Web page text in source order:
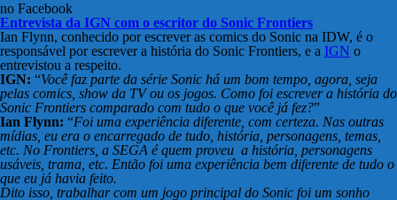
no Facebook
Entrevista da IGN com o escritor do Sonic Frontiers
Ian Flynn, conhecido por escrever as comics do Sonic na IDW, é o
responsável por escrever a história do Sonic Frontiers, e a IGN o
entrevistou a respeito.
IGN: “Você faz parte da série Sonic há um bom tempo, agora, seja
pelas comics, show da TV ou os jogos. Como foi escrever a história do
Sonic Frontiers comparado com tudo o que você já fez?”
Ian Flynn: “Foi uma experiência diferente, com certeza. Nas outras
mídias, eu era o encarregado de tudo, história, personagens, temas,
etc. No Frontiers, a SEGA é quem proveu a história, personagens
usáveis, trama, etc. Então foi uma experiência bem diferente de tudo o
que eu já havia feito.
Dito isso, trabalhar com um jogo principal do Sonic foi um sonho